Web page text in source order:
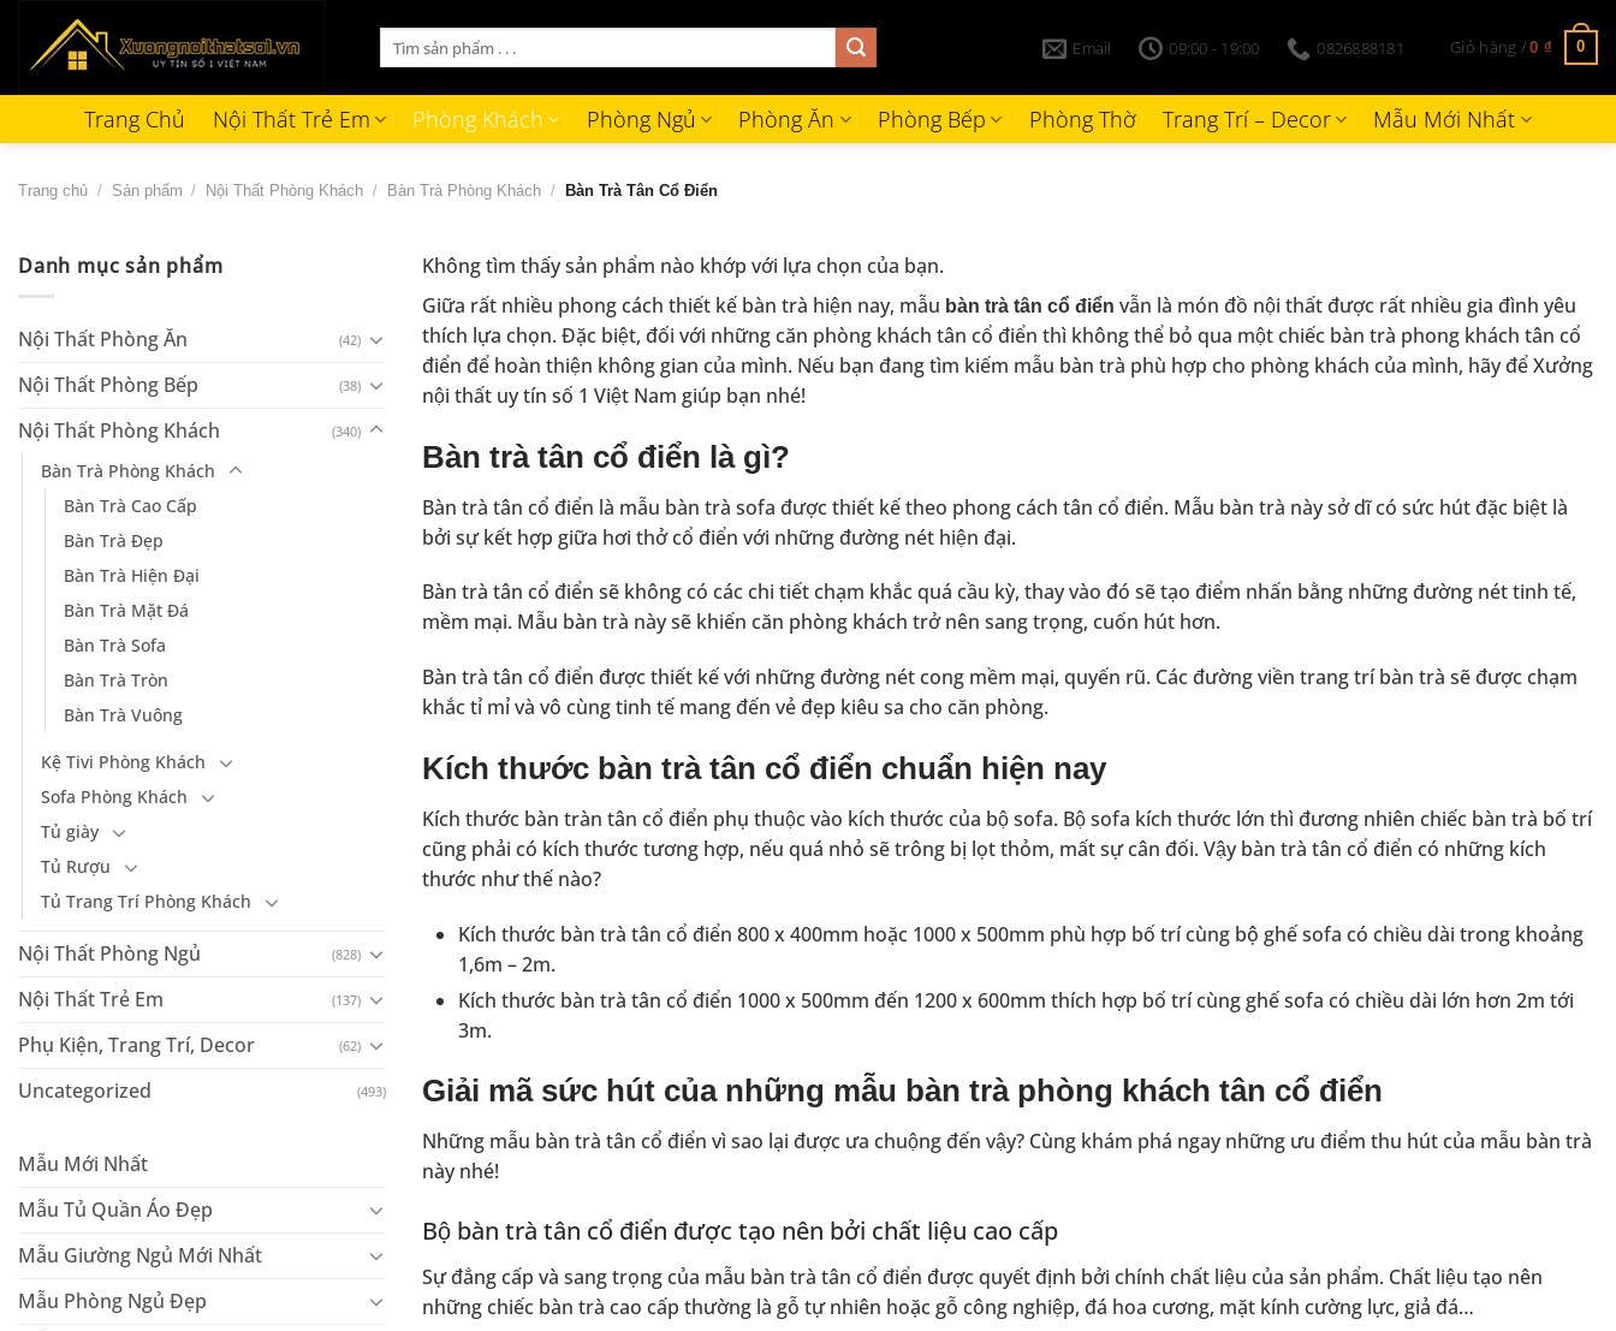
Tìm
kiếm:
Email 09:00 - 19:00 0826888181 Giỏ hàng /0 ₫ 0
Trang Chủ Nội Thất Trẻ Em Phòng Khách Phòng Ngủ Phòng Ăn Phòng Bếp Phòng Thờ Trang Trí – Decor Mẫu Mới Nhất
Trang chủ / Sản phẩm / Nội Thất Phòng Khách / Bàn Trà Phòng Khách / Bàn Trà Tân Cổ Điển
Danh mục sản phẩm
Nội Thất Phòng Ăn (42)
Nội Thất Phòng Bếp (38)
Nội Thất Phòng Khách (340)
Bàn Trà Phòng Khách
Bàn Trà Cao Cấp
Bàn Trà Đẹp
Bàn Trà Hiện Đại
Bàn Trà Mặt Đá
Bàn Trà Sofa
Bàn Trà Tròn
Bàn Trà Vuông
Kệ Tivi Phòng Khách
Sofa Phòng Khách
Tủ giày
Tủ Rượu
Tủ Trang Trí Phòng Khách
Nội Thất Phòng Ngủ (828)
Nội Thất Trẻ Em (137)
Phụ Kiện, Trang Trí, Decor (62)
Uncategorized (493)
Mẫu Mới Nhất
Mẫu Tủ Quần Áo Đẹp
Mẫu Giường Ngủ Mới Nhất
Mẫu Phòng Ngủ Đẹp
Không tìm thấy sản phẩm nào khớp với lựa chọn của bạn.
Giữa rất nhiều phong cách thiết kế bàn trà hiện nay, mẫu bàn trà tân cổ điển vẫn là món đồ nội thất được rất nhiều gia đình yêu
thích lựa chọn. Đặc biệt, đối với những căn phòng khách tân cổ điển thì không thể bỏ qua một chiếc bàn trà phong khách tân cổ
điển để hoàn thiện không gian của mình. Nếu bạn đang tìm kiếm mẫu bàn trà phù hợp cho phòng khách của mình, hãy để Xưởng
nội thất uy tín số 1 Việt Nam giúp bạn nhé!
Bàn trà tân cổ điển là gì?
Bàn trà tân cổ điển là mẫu bàn trà sofa được thiết kế theo phong cách tân cổ điển. Mẫu bàn trà này sở dĩ có sức hút đặc biệt là
bởi sự kết hợp giữa hơi thở cổ điển với những đường nét hiện đại.
Bàn trà tân cổ điển sẽ không có các chi tiết chạm khắc quá cầu kỳ, thay vào đó sẽ tạo điểm nhấn bằng những đường nét tinh tế,
mềm mại. Mẫu bàn trà này sẽ khiến căn phòng khách trở nên sang trọng, cuốn hút hơn.
Bàn trà tân cổ điển được thiết kế với những đường nét cong mềm mại, quyến rũ. Các đường viền trang trí bàn trà sẽ được chạm
khắc tỉ mỉ và vô cùng tinh tế mang đến vẻ đẹp kiêu sa cho căn phòng.
Kích thước bàn trà tân cổ điển chuẩn hiện nay
Kích thước bàn tràn tân cổ điển phụ thuộc vào kích thước của bộ sofa. Bộ sofa kích thước lớn thì đương nhiên chiếc bàn trà bố trí
cũng phải có kích thước tương hợp, nếu quá nhỏ sẽ trông bị lọt thỏm, mất sự cân đối. Vậy bàn trà tân cổ điển có những kích
thước như thế nào?
Kích thước bàn trà tân cổ điển 800 x 400mm hoặc 1000 x 500mm phù hợp bố trí cùng bộ ghế sofa có chiều dài trong khoảng
1,6m – 2m.
Kích thước bàn trà tân cổ điển 1000 x 500mm đến 1200 x 600mm thích hợp bố trí cùng ghế sofa có chiều dài lớn hơn 2m tới
3m.
Giải mã sức hút của những mẫu bàn trà phòng khách tân cổ điển
Những mẫu bàn trà tân cổ điển vì sao lại được ưa chuộng đến vậy? Cùng khám phá ngay những ưu điểm thu hút của mẫu bàn trà
này nhé!
Bộ bàn trà tân cổ điển được tạo nên bởi chất liệu cao cấp
Sự đẳng cấp và sang trọng của mẫu bàn trà tân cổ điển được quyết định bởi chính chất liệu của sản phẩm. Chất liệu tạo nên
những chiếc bàn trà cao cấp thường là gỗ tự nhiên hoặc gỗ công nghiệp, đá hoa cương, mặt kính cường lực, giả đá…